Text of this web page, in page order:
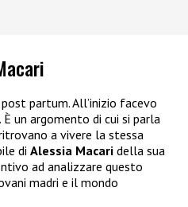
partum. All’inizio facevo
un argomento di cui si parla
a vivere la stessa
di Alessia Macari della sua
ad analizzare questo
madri e il mondo